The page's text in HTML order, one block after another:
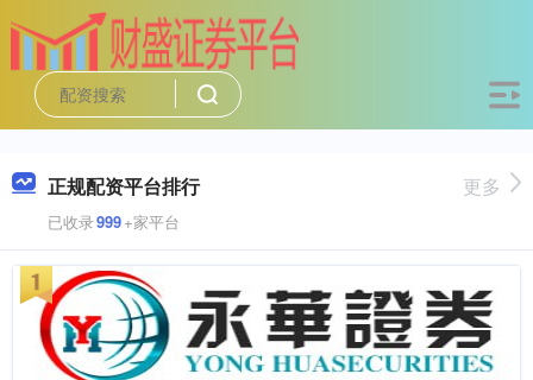
正规配资平台排行
已收录999+家平台
更多